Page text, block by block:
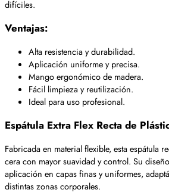
difíciles.
Ventajas:
Alta resistencia y durabilidad.
Aplicación uniforme y precisa.
Mango ergonómico de madera.
Fácil limpieza y reutilización.
Ideal para uso profesional.
Espátula Extra Flex Recta de
Fabricada en material flexible, esta espátula
cera con mayor suavidad y control. Su
aplicación en capas finas y uniformes,
distintas zonas corporales.